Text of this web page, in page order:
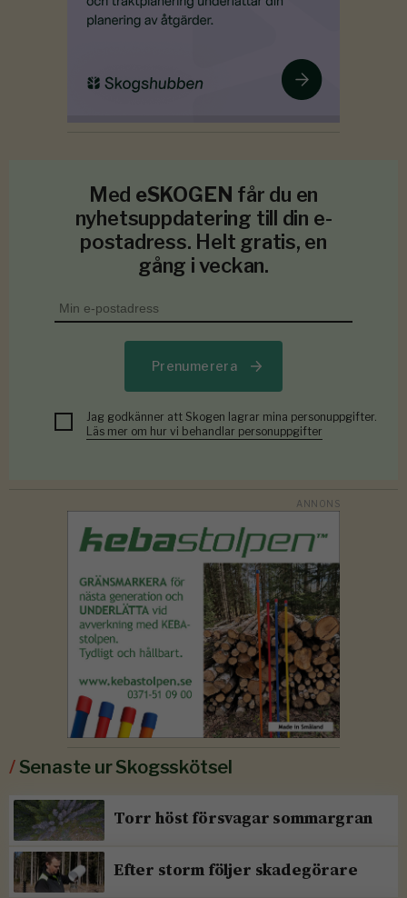
Med eSKOGEN får du en
nyhetsuppdatering till din e-
postadress. Helt gratis, en
gång i veckan.
Prenumerera
Jag godkänner att Skogen lagrar mina personuppgifter.
Läs mer om hur vi behandlar personuppgifter
/Senaste ur Skogsskötsel
Torr höst försvagar sommargran
Efter storm följer skadegörare